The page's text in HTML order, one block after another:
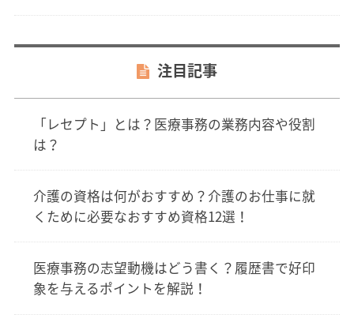
注目記事
「レセプト」とは？医療事務の業務内容や役割
は？
介護の資格は何がおすすめ？介護のお仕事に就
くために必要なおすすめ資格12選！
医療事務の志望動機はどう書く？履歴書で好印
象を与えるポイントを解説！